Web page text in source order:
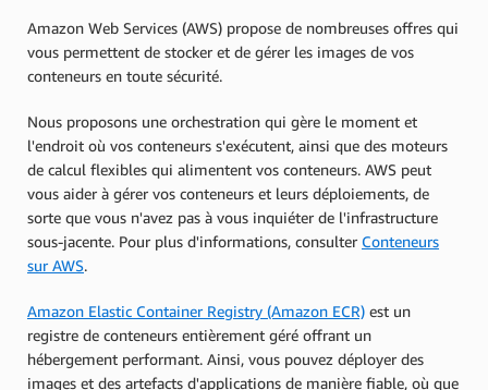
Amazon Web Services (AWS) propose de nombreuses offres qui
vous permettent de stocker et de gérer les images de vos
conteneurs en toute sécurité.
Nous proposons une orchestration qui gère le moment et
l'endroit où vos conteneurs s'exécutent, ainsi que des moteurs
de calcul flexibles qui alimentent vos conteneurs. AWS peut
vous aider à gérer vos conteneurs et leurs déploiements, de
sorte que vous n'avez pas à vous inquiéter de l'infrastructure
sous-jacente. Pour plus d'informations, consulter Conteneurs
sur AWS.
Amazon Elastic Container Registry (Amazon ECR) est un
registre de conteneurs entièrement géré offrant un
hébergement performant. Ainsi, vous pouvez déployer des
images et des artefacts d'applications de manière fiable, où que